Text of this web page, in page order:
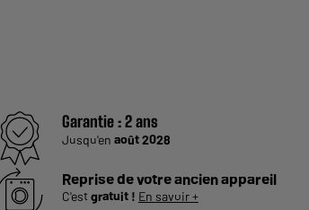
Garantie :2 ans
Jusqu'en août 2028
Reprise de votre ancien appareil
C'estgratuit ! En savoir +